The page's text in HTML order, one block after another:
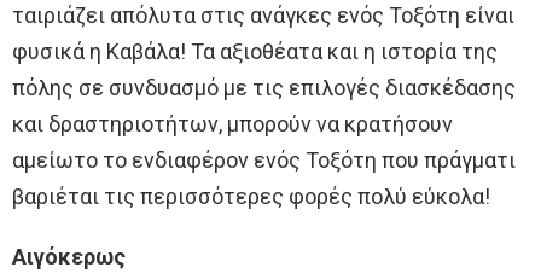
ταιριάζει απόλυτα στις ανάγκες ενός Τοξότη είναι
φυσικά η Καβάλα! Τα αξιοθέατα και η ιστορία της
πόλης σε συνδυασμό με τις επιλογές διασκέδασης
και δραστηριοτήτων, μπορούν να κρατήσουν
αμείωτο το ενδιαφέρον ενός Τοξότη που πράγματι
βαριέται τις περισσότερες φορές πολύ εύκολα!
Αιγόκερως